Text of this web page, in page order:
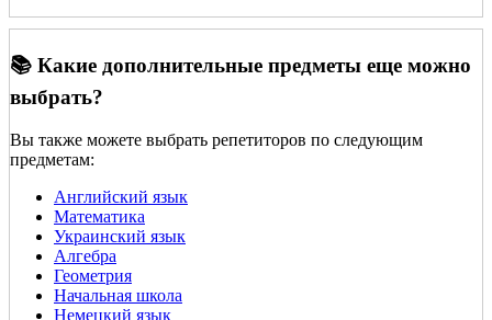
📚 Какие дополнительные предметы еще можно
выбрать?
Вы также можете выбрать репетиторов по следующим
предметам:
Английский язык
Математика
Украинский язык
Алгебра
Геометрия
Начальная школа
Немецкий язык